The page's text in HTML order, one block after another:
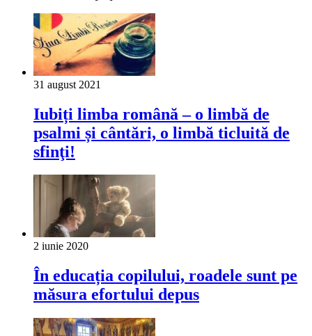
31 august 2021
Iubiți limba română – o limbă de
psalmi și cântări, o limbă ticluită de
sfinţi!
2 iunie 2020
În educația copilului, roadele sunt pe
măsura efortului depus